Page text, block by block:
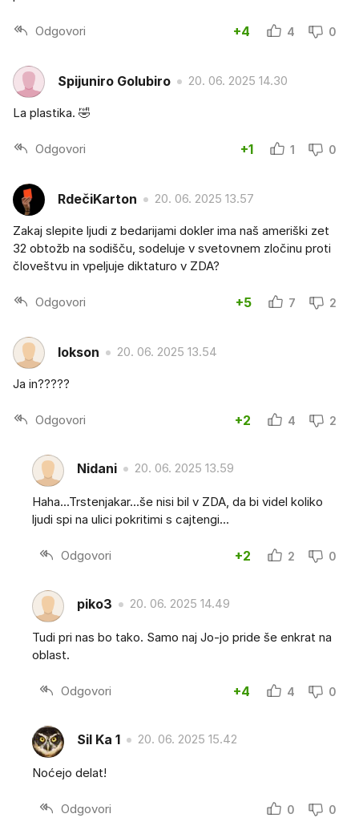
Odgovori +4 4 0
Spijuniro Golubiro 20. 06. 2025 14.30
La plastika. 🤣
Odgovori +1 1 0
RdečiKarton 20. 06. 2025 13.57
Zakaj slepite ljudi z bedarijami dokler ima naš ameriški zet
32 obtožb na sodišču, sodeluje v svetovnem zločinu proti
človeštvu in vpeljuje diktaturo v ZDA?
Odgovori +5 7 2
lokson 20. 06. 2025 13.54
Ja in?????
Odgovori +2 4 2
Nidani 20. 06. 2025 13.59
Haha...Trstenjakar...še nisi bil v ZDA, da bi videl koliko
ljudi spi na ulici pokritimi s cajtengi...
Odgovori +2 2 0
piko3 20. 06. 2025 14.49
Tudi pri nas bo tako. Samo naj Jo-jo pride še enkrat na
oblast.
Odgovori +4 4 0
Sil Ka 1 20. 06. 2025 15.42
Noćejo delat!
Odgovori 0 0